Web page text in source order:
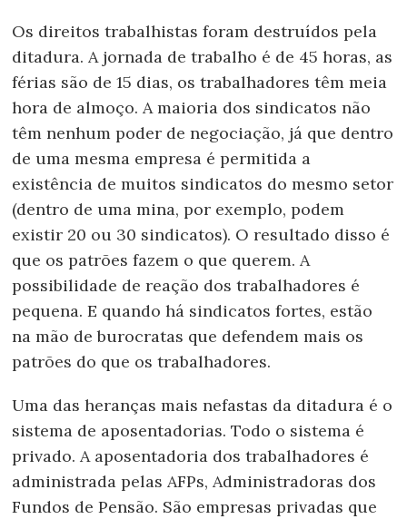
Os direitos trabalhistas foram destruídos pela
ditadura. A jornada de trabalho é de 45 horas, as
férias são de 15 dias, os trabalhadores têm meia
hora de almoço. A maioria dos sindicatos não
têm nenhum poder de negociação, já que dentro
de uma mesma empresa é permitida a
existência de muitos sindicatos do mesmo setor
(dentro de uma mina, por exemplo, podem
existir 20 ou 30 sindicatos). O resultado disso é
que os patrões fazem o que querem. A
possibilidade de reação dos trabalhadores é
pequena. E quando há sindicatos fortes, estão
na mão de burocratas que defendem mais os
patrões do que os trabalhadores.
Uma das heranças mais nefastas da ditadura é o
sistema de aposentadorias. Todo o sistema é
privado. A aposentadoria dos trabalhadores é
administrada pelas AFPs, Administradoras dos
Fundos de Pensão. São empresas privadas que